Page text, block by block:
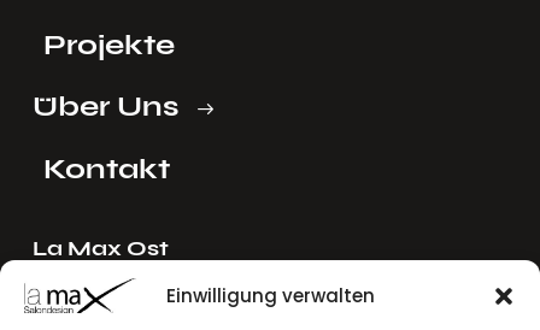
Einwilligung verwalten
Projekte
Über Uns
Kontakt
La Max Ost
Ing. Reinhard Mayer e.U.
Stadlgasse 4